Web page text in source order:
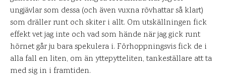
ungjävlar som dessa (och även vuxna rövhattar så klart)
som dräller runt och skiter i allt. Om utskällningen fick
effekt vet jag inte och vad som hände när jag gick runt
hörnet går ju bara spekulera i. Förhoppningsvis fick de i
alla fall en liten, om än yttepytteliten, tankeställare att ta
med sig in i framtiden.